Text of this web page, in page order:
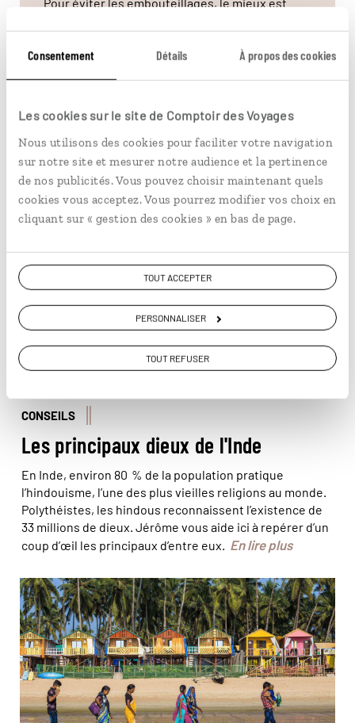
Consentement Détails À propos des cookies
Les cookies sur le site de Comptoir des Voyages
Nous utilisons des cookies pour faciliter votre navigation
sur notre site et mesurer notre audience et la pertinence
de nos publicités. Vous pouvez choisir maintenant quels
cookies vous acceptez. Vous pourrez modifier vos choix en
cliquant sur « gestion des cookies » en bas de page.
TOUT ACCEPTER
PERSONNALISER
TOUT REFUSER
puis de prendre un rickshaw jusqu’à l'entrée du
Vous aimerez aussi...
© BTWImages/iStock
CONSEILS
Les principaux dieux de l'Inde
En Inde, environ 80 % de la population pratique
l’hindouisme, l’une des plus vieilles religions au monde.
Polythéistes, les hindous reconnaissent l’existence de
33 millions de dieux. Jérôme vous aide ici à repérer d’un
coup d’œil les principaux d’entre eux. En lire plus
© Jon Arnold Images/Hemis